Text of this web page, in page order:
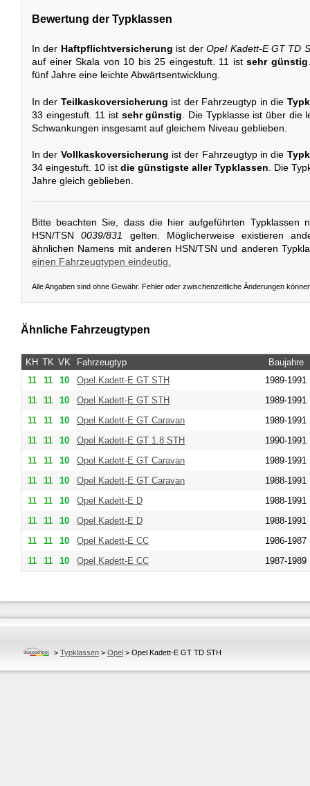
Bewertung der Typklassen
In der Haftpflichtversicherung ist derOpel Kadett-E GT TD
auf einer Skala von 10 bis 25 eingestuft. 11 istsehr günstig
fünf Jahre eine leichte Abwärtsentwicklung.
In der Teilkaskoversicherung ist der Fahrzeugtyp in die
33 eingestuft. 11 ist sehr günstig . Die Typklasse ist über
Schwankungen insgesamt auf gleichem Niveau geblieben.
In der Vollkaskoversicherung ist der Fahrzeugtyp in die
34 eingestuft. 10 ist die günstigste aller Typklassen. Die
Jahre gleich geblieben.
Bitte beachten Sie, dass die hier aufgeführten Typklassen
HSN/TSN0039/831
gelten. Möglicherweise existieren
ähnlichen Namens mit anderen HSN/TSN und anderen
einen Fahrzeugtypen eindeutig.
Alle Angaben sind ohne Gewähr. Fehler oder zwischenzeitliche Änderungen
Ähnliche Fahrzeugtypen
KH TK VK Fahrzeugtyp
Baujahre
11
11 10 Opel Kadett-E GT STH
1989-1991
11
11 10 Opel Kadett-E GT STH
1989-1991
11
11 10 Opel Kadett-E GT Caravan
1989-1991
11
11 10 Opel Kadett-E GT 1.8 STH
1990-1991
11
11 10 Opel Kadett-E GT Caravan
1989-1991
11
11 10 Opel Kadett-E GT Caravan
1988-1991
11
11 10 Opel Kadett-E D
1988-1991
11
11 10 Opel Kadett-E D
1988-1991
11
11 10 Opel Kadett-E CC
1986-1987
11
11 10 Opel Kadett-E CC 1987-1989
> Typklassen > Opel > Opel Kadett-E GT TD STH